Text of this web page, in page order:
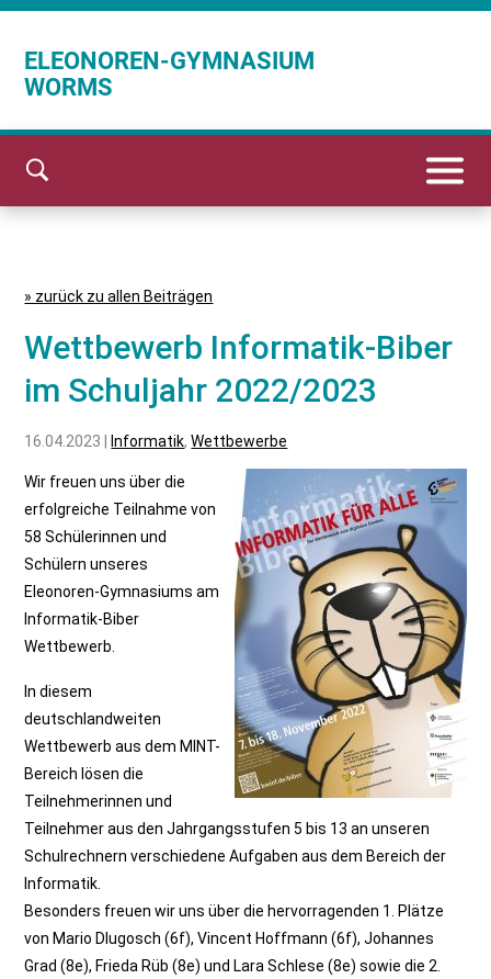
ELEONOREN-GYMNASIUM
WORMS
» zurück zu allen Beiträgen
Wettbewerb Informatik-Biber
im Schuljahr 2022/2023
16.04.2023 | Informatik,Wettbewerbe
Wir freuen uns über die
erfolgreiche Teilnahme von
58 Schülerinnen und
Schülern unseres
Eleonoren-Gymnasiums am
Informatik-Biber
Wettbewerb.
In diesem
deutschlandweiten
Wettbewerb aus dem MINT-
Bereich lösen die
Teilnehmerinnen und
Teilnehmer aus den Jahrgangsstufen 5 bis 13 an unseren
Schulrechnern verschiedene Aufgaben aus dem Bereich der
Informatik.
Besonders freuen wir uns über die hervorragenden 1. Plätze
von Mario Dlugosch (6f), Vincent Hoffmann (6f), Johannes
Grad (8e), Frieda Rüb (8e) und Lara Schlese (8e) sowie die 2.